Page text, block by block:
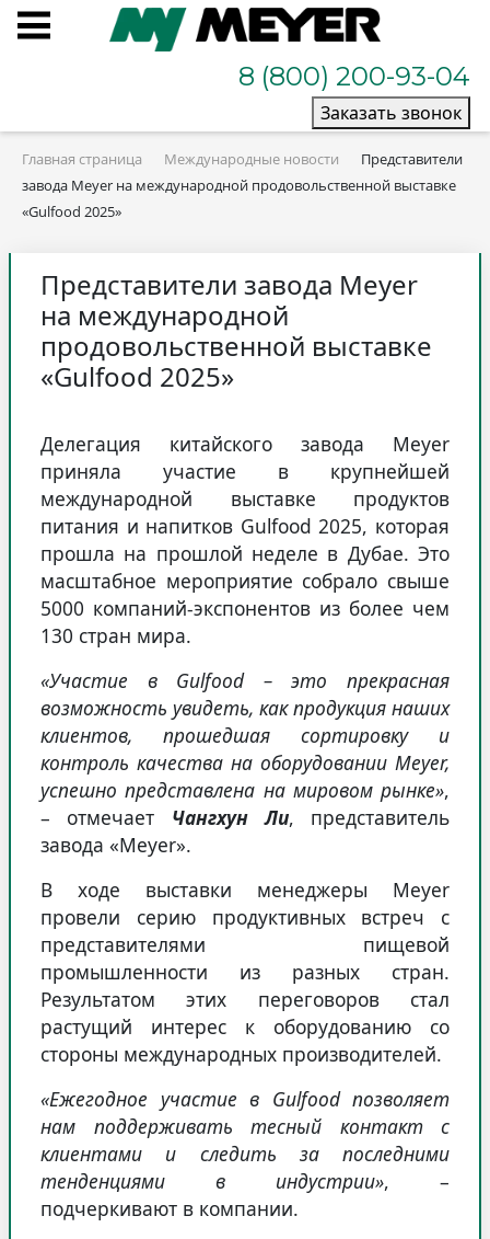
8 (800) 200-93-04
Заказать звонок
Главная страница Международные новости
Представители
завода Meyer на международной продовольственной выставке
«Gulfood 2025»
Представители завода Meyer
на международной
продовольственной выставке
«Gulfood 2025»
Делегация китайского завода Meyer
приняла участие в крупнейшей
международной выставке продуктов
питания и напитков Gulfood 2025, которая
прошла на прошлой неделе в Дубае. Это
масштабное мероприятие собрало свыше
5000 компаний-экспонентов из более чем
130 стран мира.
«Участие в Gulfood – это прекрасная
возможность увидеть, как продукция наших
клиентов, прошедшая сортировку и
контроль качества на оборудовании Meyer,
успешно представлена на мировом рынке»,
– отмечает Чангхун Ли, представитель
завода «Meyer».
В ходе выставки менеджеры Meyer
провели серию продуктивных встреч с
представителями пищевой
промышленности из разных стран.
Результатом этих переговоров стал
растущий интерес к оборудованию со
стороны международных производителей.
«Ежегодное участие в Gulfood позволяет
нам поддерживать тесный контакт с
клиентами и следить за последними
тенденциями в индустрии», –
подчеркивают в компании.